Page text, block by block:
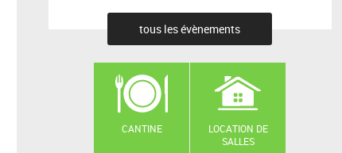
tous les évènements
CANTINE
LOCATION DE
SALLES